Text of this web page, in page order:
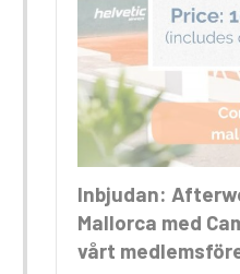
Inbjudan:
Mallorca med
vårt